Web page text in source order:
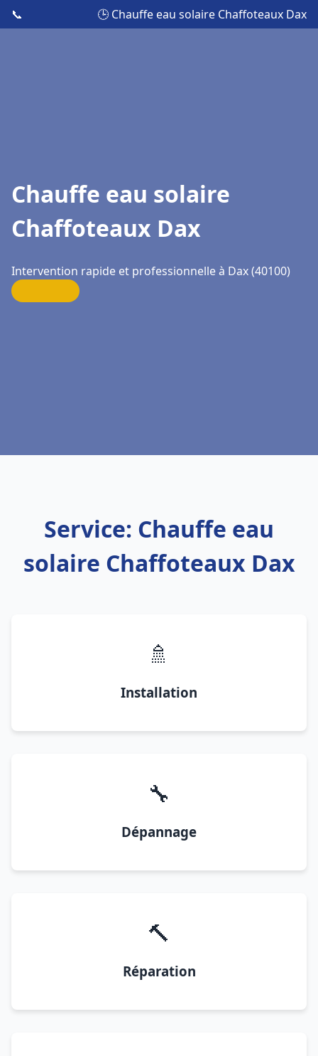
📞 🕒 Chauffe eau solaire Chaffoteaux Dax
Chauffe eau solaire
Chaffoteaux Dax
Intervention rapide et professionnelle à Dax (40100)
Service: Chauffe eau
solaire Chaffoteaux Dax
🚿
Installation
🔧
Dépannage
🔨
Réparation